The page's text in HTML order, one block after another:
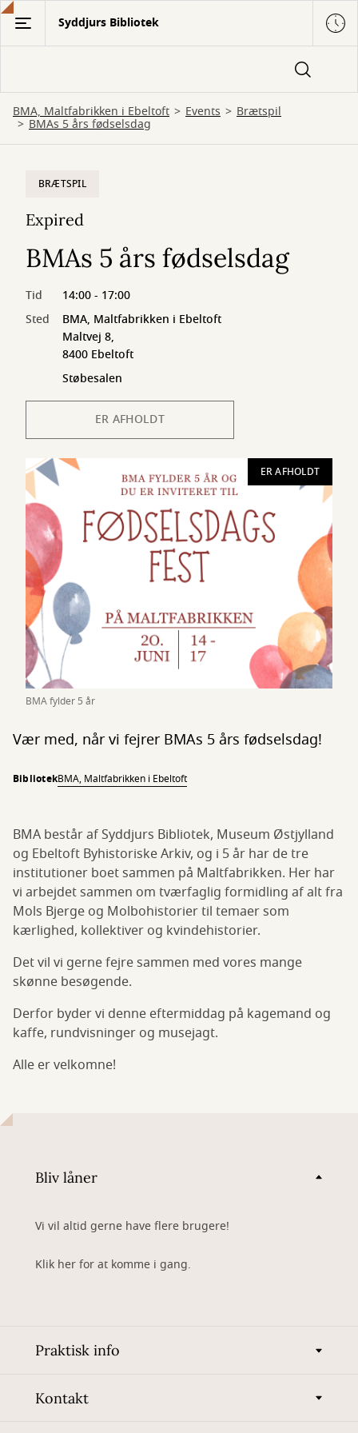
Gå
hovedindhold
Syddjurs Bibliotek
BMA, Maltfabrikken i Ebeltoft Events Brætspil
BMAs 5 års fødselsdag
ER AFHOLDT
BMA fylder 5 år
BRÆTSPIL
Expired
BMAs 5 års fødselsdag
Tid
14:00 - 17:00
Sted
BMA, Maltfabrikken i Ebeltoft
Maltvej 8,
8400 Ebeltoft
Støbesalen
ER AFHOLDT
Vær med, når vi fejrer BMAs 5 års fødselsdag!
BibliotekBMA, Maltfabrikken i Ebeltoft
BMA består af Syddjurs Bibliotek, Museum Østjylland
og Ebeltoft Byhistoriske Arkiv, og i 5 år har de tre
institutioner boet sammen på Maltfabrikken. Her har
vi arbejdet sammen om tværfaglig formidling af alt fra
Mols Bjerge og Molbohistorier til temaer som
kærlighed, kollektiver og kvindehistorier.
Det vil vi gerne fejre sammen med vores mange
skønne besøgende.
Derfor byder vi denne eftermiddag på kagemand og
kaffe, rundvisninger og musejagt.
Alle er velkomne!
Bliv låner
Vi vil altid gerne have flere brugere!
Klik her for at komme i gang.
Praktisk info
Kontakt